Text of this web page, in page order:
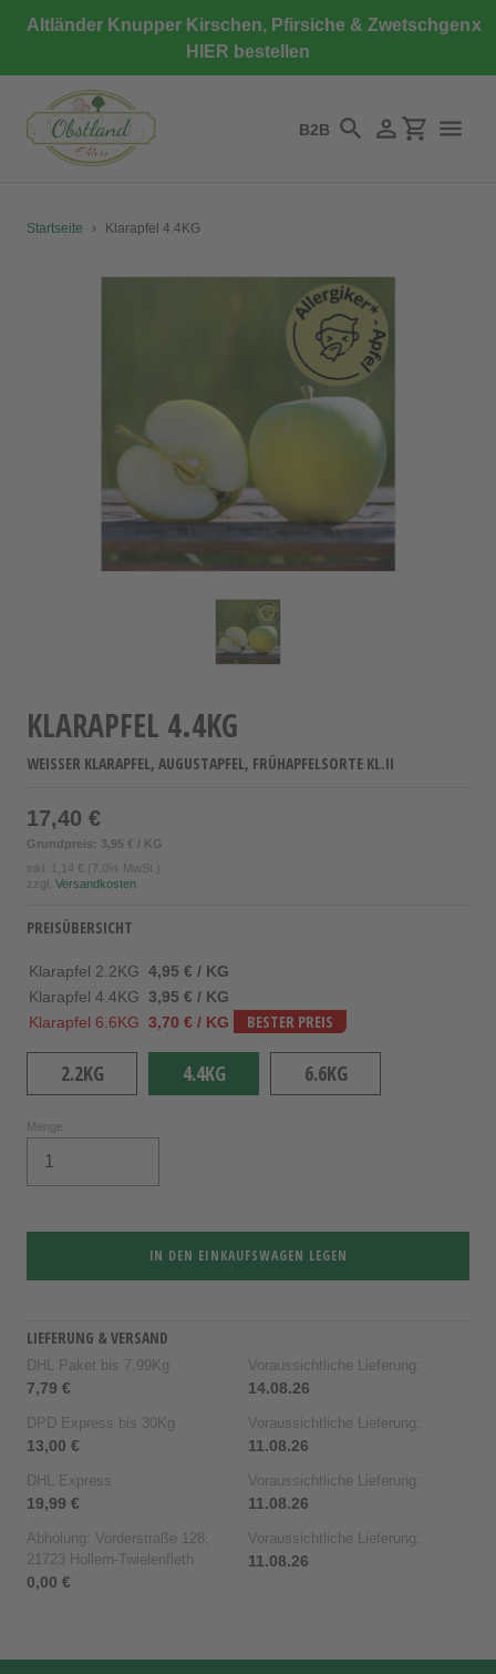
zumAltländer Knupper Kirschen, Pfirsiche & Zwetschgen
HIER bestellen
x
B2B SuchenEinloggen
Startseite › Klarapfel 4.4KG
KLARAPFEL 4.4KG
WEISSER KLARAPFEL, AUGUSTAPFEL, FRÜHAPFELSORTE KL.II
17,40 €
Grundpreis: 3,95 € / KG
inkl. 1,14 € (7.0% MwSt.)
zzgl. Versandkosten
PREISÜBERSICHT
Klarapfel 2.2KG 4,95 € / KG
Klarapfel 4.4KG 3,95 € / KG
Klarapfel 6.6KG 3,70 € / KG BESTER PREIS
2.2KG 4.4KG 6.6KG
Menge
IN DEN EINKAUFSWAGEN LEGEN
LIEFERUNG & VERSAND
DHL Paket bis 7,99Kg
7,79 €
Voraussichtliche Lieferung:
14.08.26
DPD Express bis 30Kg
13,00 €
Voraussichtliche Lieferung:
11.08.26
DHL Express
19,99 €
Voraussichtliche Lieferung:
11.08.26
Abholung: Vorderstraße 128,
21723 Hollern-Twielenfleth
0,00 €
Voraussichtliche Lieferung:
11.08.26